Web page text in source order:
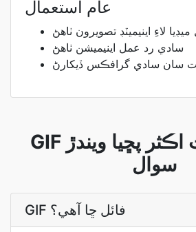
عام استعمال
لاءِ اينيميٽڊ تصويرون ٺاهڻ
سادي رد عمل اينيميشن ٺاهڻ
سان سادي گرافڪس ڏيکارڻ
GIF تبديلي بابت اڪثر پڇيا ويندڙ
سوال
GIF فائل ڇا آھي؟